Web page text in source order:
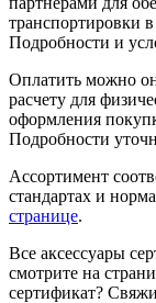
транспортировки
Подробности и
Оплатить можно
расчету для
оформления
Подробности
Ассортимент
стандартах и
странице.
Все аксессуары
смотрите на
сертификат?